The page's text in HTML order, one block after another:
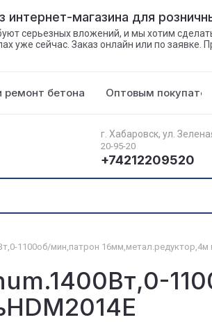
интернет-магазина для
серьезных вложений, и мы хотим
уже сейчас. Заказ онлайн или по заявке.
ремонт бетона Оптовым
г. Хабаровск, ул.
20-95-20
+74212209520
1100об/мин,патрон 16мм,метал.редуктор,4м